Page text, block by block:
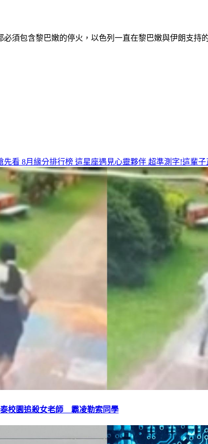
須包含黎巴嫩的停火，以色列一直在黎巴嫩與伊朗支持
先看 8月緣分排行榜 這星座遇見心靈夥伴 超準測字!這輩
校園追殺女老師 霸凌勒索同學